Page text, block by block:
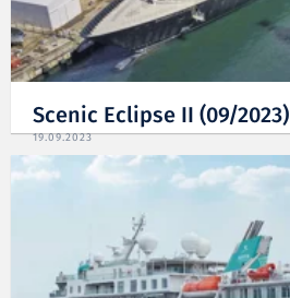
Scenic Eclipse II (09/2023)
19.09.2023